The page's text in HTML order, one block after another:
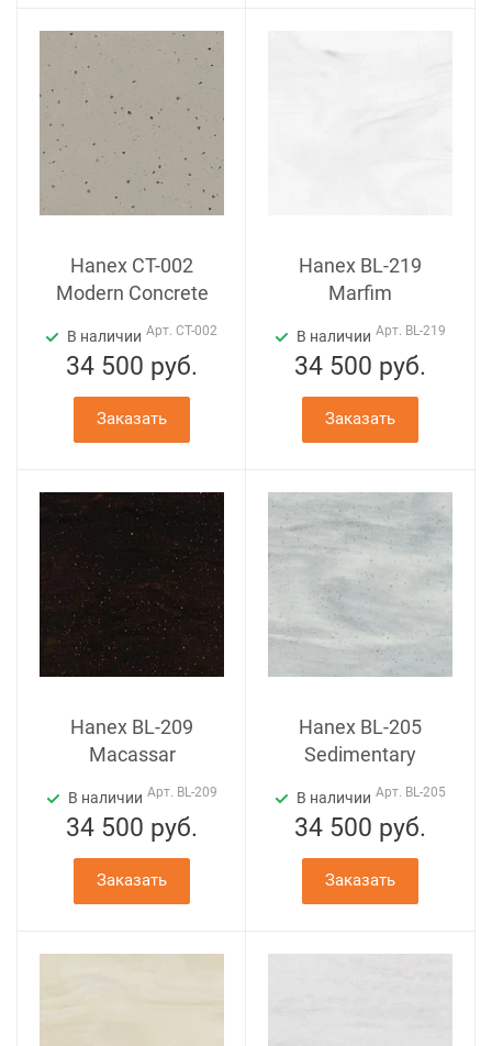
Hanex CT-002
Modern Concrete
В наличии Арт. CT-002
34 500 руб.
Заказать
Hanex BL-219
Marfim
В наличии Арт. BL-219
34 500 руб.
Заказать
Hanex BL-209
Macassar
В наличии Арт. BL-209
34 500 руб.
Заказать
Hanex BL-205
Sedimentary
В наличии Арт. BL-205
34 500 руб.
Заказать